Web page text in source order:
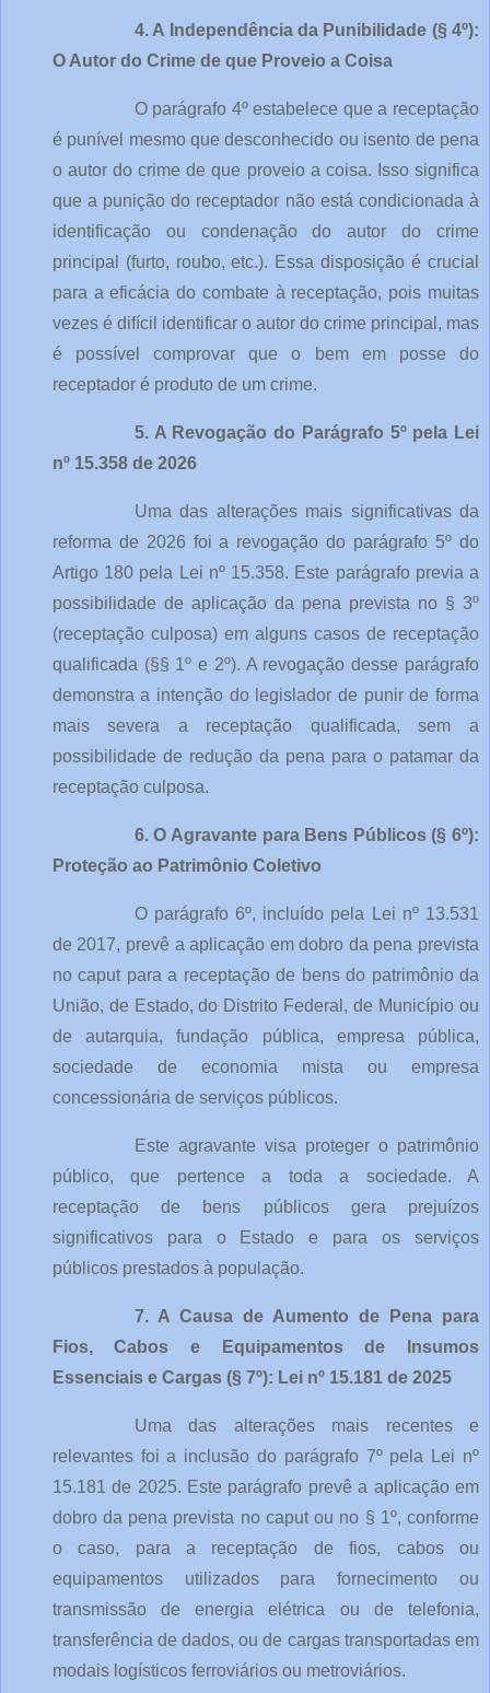
4. A Independência da Punibilidade (§ 4º):
O Autor do Crime de que Proveio a Coisa
O parágrafo 4º estabelece que a receptação
é punível mesmo que desconhecido ou isento de pena
o autor do crime de que proveio a coisa. Isso significa
que a punição do receptador não está condicionada à
identificação ou condenação do autor do crime
principal (furto, roubo, etc.). Essa disposição é crucial
para a eficácia do combate à receptação, pois muitas
vezes é difícil identificar o autor do crime principal, mas
é possível comprovar que o bem em posse do
receptador é produto de um crime.
5. A Revogação do Parágrafo 5º pela Lei
nº 15.358 de 2026
Uma das alterações mais significativas da
reforma de 2026 foi a revogação do parágrafo 5º do
Artigo 180 pela Lei nº 15.358. Este parágrafo previa a
possibilidade de aplicação da pena prevista no § 3º
(receptação culposa) em alguns casos de receptação
qualificada (§§ 1º e 2º). A revogação desse parágrafo
demonstra a intenção do legislador de punir de forma
mais severa a receptação qualificada, sem a
possibilidade de redução da pena para o patamar da
receptação culposa.
6. O Agravante para Bens Públicos (§ 6º):
Proteção ao Patrimônio Coletivo
O parágrafo 6º, incluído pela Lei nº 13.531
de 2017, prevê a aplicação em dobro da pena prevista
no caput para a receptação de bens do patrimônio da
União, de Estado, do Distrito Federal, de Município ou
de autarquia, fundação pública, empresa pública,
sociedade de economia mista ou empresa
concessionária de serviços públicos.
Este agravante visa proteger o patrimônio
público, que pertence a toda a sociedade. A
receptação de bens públicos gera prejuízos
significativos para o Estado e para os serviços
públicos prestados à população.
7. A Causa de Aumento de Pena para
Fios, Cabos e Equipamentos de Insumos
Essenciais e Cargas (§ 7º): Lei nº 15.181 de 2025
Uma das alterações mais recentes e
relevantes foi a inclusão do parágrafo 7º pela Lei nº
15.181 de 2025. Este parágrafo prevê a aplicação em
dobro da pena prevista no caput ou no § 1º, conforme
o caso, para a receptação de fios, cabos ou
equipamentos utilizados para fornecimento ou
transmissão de energia elétrica ou de telefonia,
transferência de dados, ou de cargas transportadas em
modais logísticos ferroviários ou metroviários.